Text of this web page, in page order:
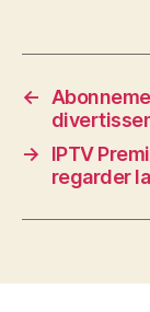
←
→
IPTV
regarder